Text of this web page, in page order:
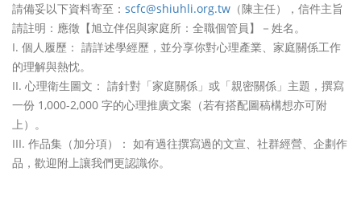
請備妥以下資料寄至： scfc@shiuhli.org.tw （陳主任），信件主旨
請註明：應徵【旭立伴侶與家庭所： 全職個管員】－姓名。
個人履歷： 請詳述學經歷，並分享你對心理產業、家庭關係工作
的理解與熱忱。
心理衛生圖文： 請針對「家庭關係」或「親密關係」主題，撰寫
一份 1,000-2,000 字的心理推廣文案（若有搭配圖稿構想亦可附
上）。
作品集（加分項）： 如有過往撰寫過的文宣、社群經營、企劃作
品， 歡迎附上讓我們更認識你。